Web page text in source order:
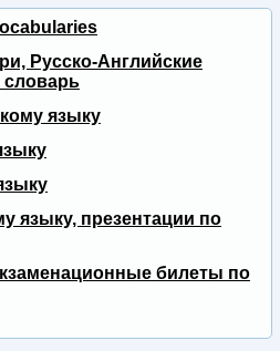
Русско-Английские
словарь
языку
языку, презентации по
билеты по